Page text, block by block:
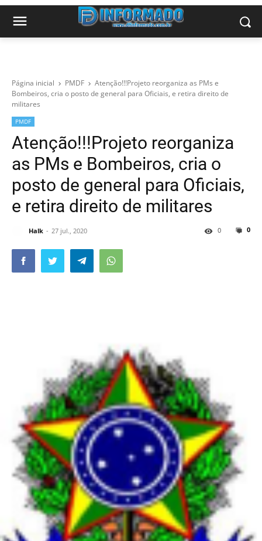
Página inicial PMDF
Atenção!!!Projeto reorganiza as PMs e
Bombeiros, cria o posto de general para Oficiais, e retira direito de
militares
PMDF
Atenção!!!Projeto reorganiza
as PMs e Bombeiros, cria o
posto de general para Oficiais,
e retira direito de militares
Halk 27 jul., 2020 0
0